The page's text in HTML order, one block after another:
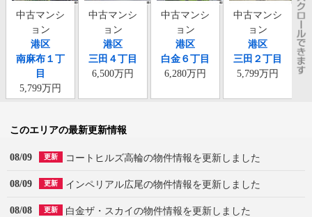
中古マンシ
ョン
港区
南麻布１丁
目
5,799万円
中古マンシ
ョン
港区
三田４丁目
6,500万円
中古マンシ
ョン
港区
白金６丁目
6,280万円
中古マンシ
ョン
港区
三田２丁目
5,799万円
このエリアの最新更新情報
08/09 更新 コートヒルズ高輪の物件情報を更新しました
08/09 更新 インペリアル広尾の物件情報を更新しました
08/08 更新 白金ザ・スカイの物件情報を更新しました